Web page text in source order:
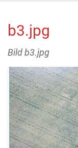
b3.jpg
Bild b3.jpg